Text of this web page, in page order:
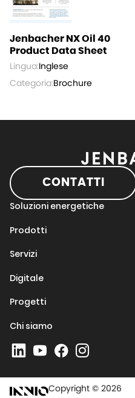
Jenbacher NX Oil 40
Product Data Sheet
Lingua:Inglese
Categoria:Brochure
CONTATTI
Soluzioni energetiche
Prodotti
Servizi
Digitale
Progetti
Chi siamo
Copyright © 2026